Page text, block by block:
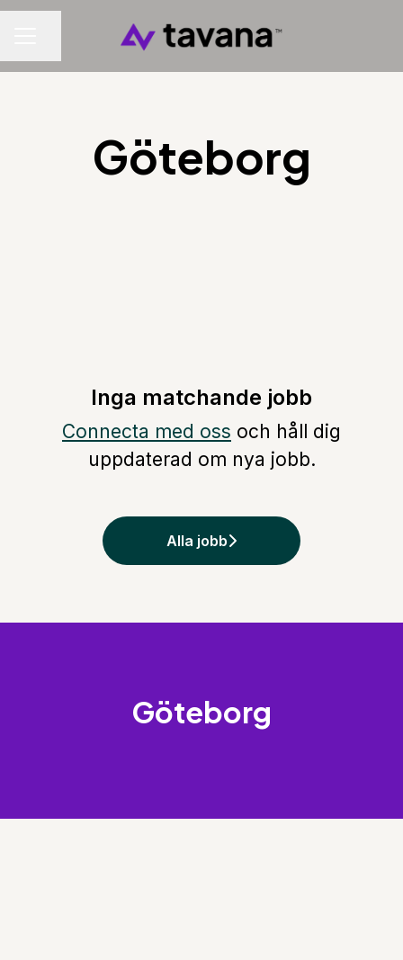
Göteborg
Inga matchande jobb
Connecta med oss och håll dig
uppdaterad om nya jobb.
Alla jobb
Göteborg